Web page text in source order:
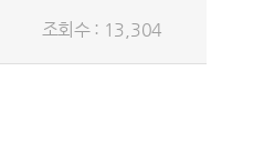
조회수 : 13,304